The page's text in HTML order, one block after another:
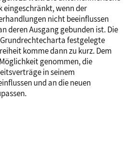
eingeschränkt, wenn der
nicht beeinflussen
deren Ausgang gebunden ist. Die
festgelegte
komme dann zu kurz. Dem
genommen, die
in seinem
und an die neuen